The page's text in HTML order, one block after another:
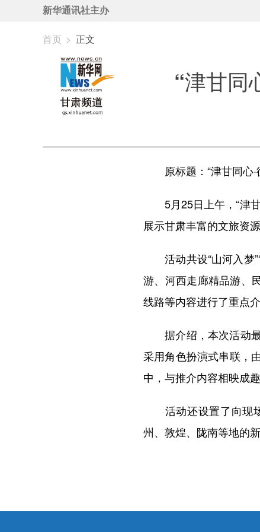
新华通讯社主办
首页 > 正文
“津甘同
原标题：“津甘同心·
5月25日上午，“津甘
展示甘肃丰富的文旅资
活动共设“山河入梦”“
游、河西走廊精品游、
线路等内容进行了重点介
据介绍，本次活动最
采用角色扮演式串联，
中，与推介内容相映成
活动还设置了向现场
州、敦煌、陇南等地的